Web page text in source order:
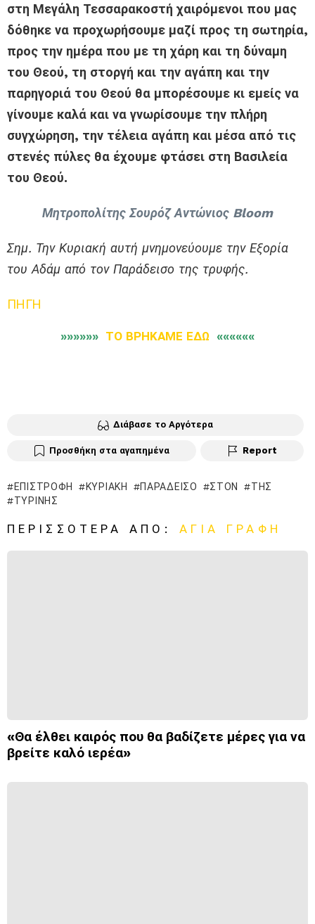
στη Μεγάλη Τεσσαρακοστή χαιρόμενοι που μας
δόθηκε να προχωρήσουμε μαζί προς τη σωτηρία,
προς την ημέρα που με τη χάρη και τη δύναμη
του Θεού, τη στοργή και την αγάπη και την
παρηγοριά του Θεού θα μπορέσουμε κι εμείς να
γίνουμε καλά και να γνωρίσουμε την πλήρη
συγχώρηση, την τέλεια αγάπη και μέσα από τις
στενές πύλες θα έχουμε φτάσει στη Βασιλεία
του Θεού.
Μητροπολίτης Σουρόζ Αντώνιος Bloom
Σημ. Την Κυριακή αυτή μνημονεύουμε την Εξορία
του Αδάμ από τον Παράδεισο της τρυφής.
ΠΗΓΗ
»»»»»» ΤΟ ΒΡΗΚΑΜΕ ΕΔΩ ««««««
Διάβασε το Αργότερα
Προσθήκη στα αγαπημένα Report
ΕΠΙΣΤΡΟΦΉ ΚΥΡΙΑΚΉ ΠΑΡΆΔΕΙΣΟ ΣΤΟΝ
ΤΗΣ
ΤΥΡΙΝΉΣ
ΠΕΡΙΣΣΌΤΕΡΑ ΑΠΌ: ΑΓΙΑ ΓΡΑΦΗ
«Θα έλθει καιρός που θα βαδίζετε μέρες για να
βρείτε καλό ιερέα»